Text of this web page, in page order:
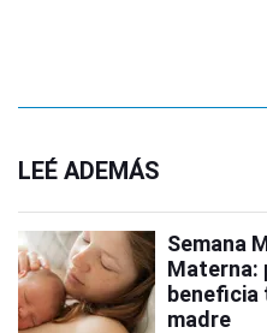
LEÉ ADEMÁS
Semana
Materna:
beneficia
madre